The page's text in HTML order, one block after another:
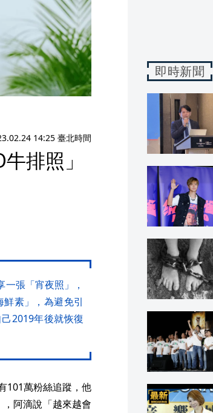
14:25 臺北時間
排照」
張「宵夜照」，
素」，為避免引
2019年後就恢復
101萬粉絲追蹤，他
阿滴說「越來越會
即時新聞